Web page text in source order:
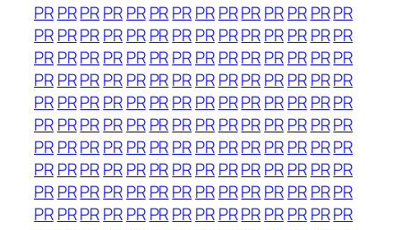
PRPRPRPRPR PRPRPRPRPRPRPR PRPR
PRPRPRPRPR PRPRPRPRPRPRPR PRPR
PRPRPRPRPR PRPRPRPRPRPRPR PRPR
PRPRPRPRPR PRPRPRPRPRPRPR PRPR
PRPRPRPRPR PRPRPRPRPRPRPR PRPR
PRPRPRPRPR PRPRPRPRPRPRPR PRPR
PRPRPRPRPR PRPRPRPRPRPRPR PRPR
PRPRPRPRPR PRPRPRPRPRPRPR PRPR
PRPRPRPRPR PRPRPRPRPRPRPR PRPR
PRPRPRPRPR PRPRPRPRPRPRPR PRPR